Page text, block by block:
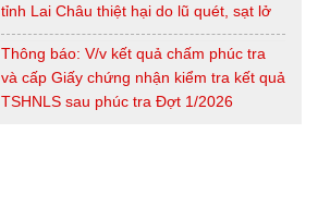
tỉnh Lai Châu thiệt hại do lũ quét, sạt lở
Thông báo: V/v kết quả chấm phúc tra
và cấp Giấy chứng nhận kiểm tra kết quả
TSHNLS sau phúc tra Đợt 1/2026